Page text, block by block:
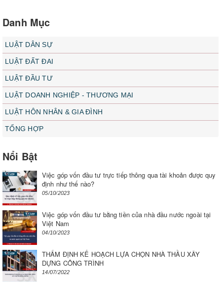
Danh Mục
LUẬT DÂN SỰ
LUẬT ĐẤT ĐAI
LUẬT ĐẦU TƯ
LUẬT DOANH NGHIỆP - THƯƠNG MẠI
LUẬT HÔN NHÂN & GIA ĐÌNH
TỔNG HỢP
Nổi Bật
Việc góp vốn đầu tư trực tiếp thông qua tài khoản được quy
định như thế nào?
05/10/2023
Việc góp vốn đầu tư bằng tiền của nhà đầu nước ngoài tại
Việt Nam
04/10/2023
THẨM ĐỊNH KẾ HOẠCH LỰA CHỌN NHÀ THẦU XÂY
DỰNG CÔNG TRÌNH
14/07/2022